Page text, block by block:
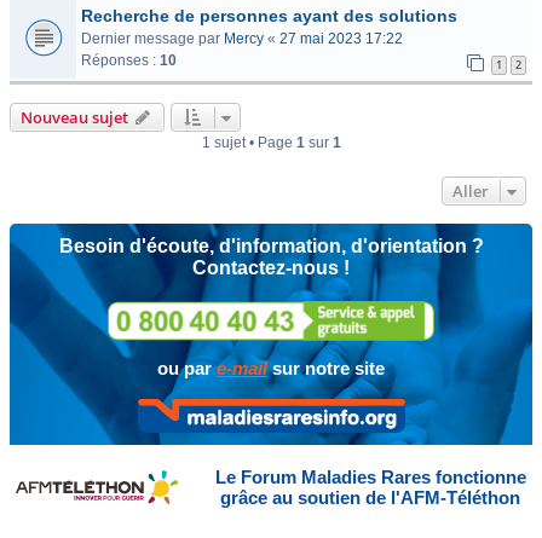
Recherche de personnes ayant des solutions
Dernier message par Mercy « 27 mai 2023 17:22
Réponses : 10 1 2
Nouveau sujet
1 sujet • Page 1sur 1
Aller
Besoin d'écoute, d'information, d'orientation ?
Contactez-nous !
ou pare-mailsur notre site
Le Forum Maladies Rares fonctionne
grâce au soutien de l'AFM-Téléthon